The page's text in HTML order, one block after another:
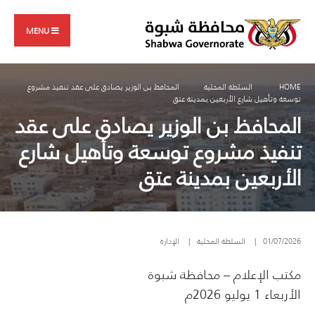
content
MENU
HOME السلطة المحلية
المحافظ بن الوزير يصادق على عقد تنفيذ مشروع
توسعة وتأهيل شارع الأربعين بمدينة عتق
المحافظ بن الوزير يصادق على عقد
تنفيذ مشروع توسعة وتأهيل شارع
الأربعين بمدينة عتق
01/07/2026
| السلطة المحلية | الإدارة
مكتب الإعلام – محافظة شبوة
الأربعاء 1 يوليو 2026م
for: